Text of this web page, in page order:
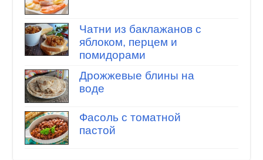
Чатни из баклажанов с
яблоком, перцем и
помидорами
Дрожжевые блины на
воде
Фасоль с томатной
пастой